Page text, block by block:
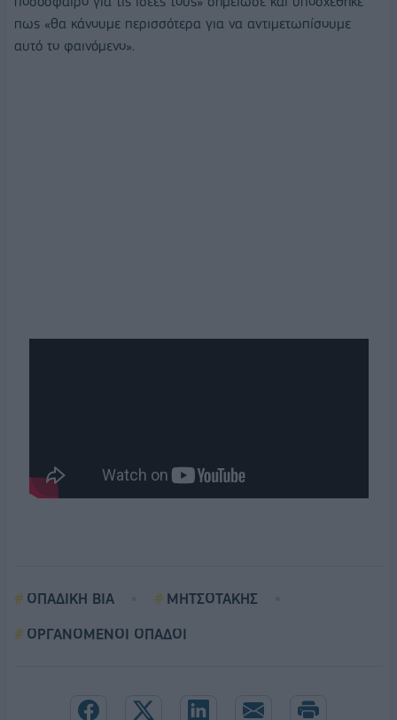
πως «θα κάνουμε περισσότερα για να αντιμετωπίσουμε
αυτό το φαινόμενο».
ΟΠΑΔΙΚΗ ΒΙΑ
ΜΗΤΣΟΤΑΚΗΣ
ΟΡΓΑΝΟΜΕΝΟΙ ΟΠΑΔΟΙ